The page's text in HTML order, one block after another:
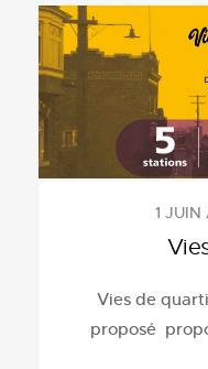
1 JUIN
Vies de
proposé